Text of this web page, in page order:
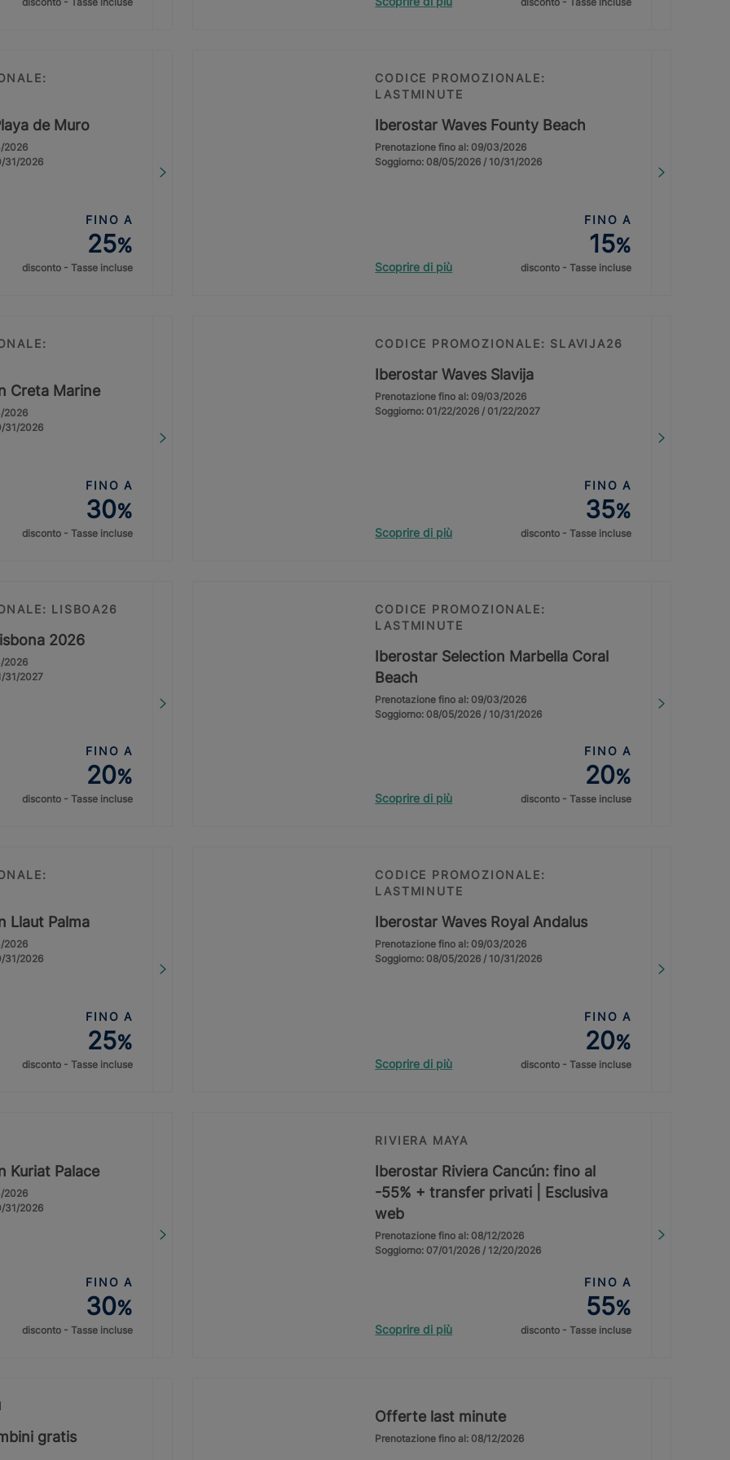
de Muro
2026
31/2026
FINO A
25%
disconto - Tasse incluse
CODICE PROMOZIONALE:
LASTMINUTE
Iberostar Waves Founty Beach
Prenotazione fino al: 09/03/2026
Soggiorno: 08/05/2026 / 10/31/2026
Scoprire di più
FINO A
15%
disconto - Tasse incluse
Creta Marine
2026
31/2026
FINO A
30%
disconto - Tasse incluse
CODICE PROMOZIONALE: SLAVIJA26
Iberostar Waves Slavija
Prenotazione fino al: 09/03/2026
Soggiorno: 01/22/2026 / 01/22/2027
Scoprire di più
FINO A
35%
disconto - Tasse incluse
LISBOA26
2026
2026
31/2027
FINO A
20%
disconto - Tasse incluse
CODICE PROMOZIONALE:
LASTMINUTE
Iberostar Selection Marbella Coral
Beach
Prenotazione fino al: 09/03/2026
Soggiorno: 08/05/2026 / 10/31/2026
Scoprire di più
FINO A
20%
disconto - Tasse incluse
Llaut Palma
2026
31/2026
FINO A
25%
disconto - Tasse incluse
CODICE PROMOZIONALE:
LASTMINUTE
Iberostar Waves Royal Andalus
Prenotazione fino al: 09/03/2026
Soggiorno: 08/05/2026 / 10/31/2026
Scoprire di più
FINO A
20%
disconto - Tasse incluse
Kuriat Palace
2026
31/2026
FINO A
30%
disconto - Tasse incluse
RIVIERA MAYA
Iberostar Riviera Cancún: fino al
-55% + transfer privati | Esclusiva
web
Prenotazione fino al: 08/12/2026
Soggiorno: 07/01/2026 / 12/20/2026
Scoprire di più
FINO A
55%
disconto - Tasse incluse
gratis
Offerte last minute
Prenotazione fino al: 08/12/2026